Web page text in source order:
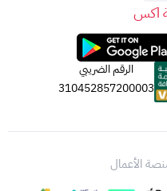
اكس
الرقم الضريبي
310452857200003
الأعمال